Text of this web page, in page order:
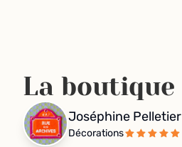
La boutique
Joséphine Pelletier
Décorations